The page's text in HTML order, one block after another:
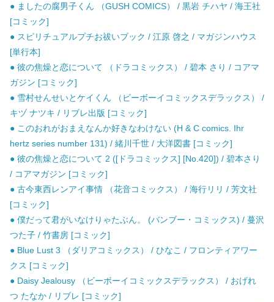
● ましたの腐男子くん （GUSH COMICS） / 黒岩 チハヤ / 海王社
[コミック]
● スピリチュアルプチお祓いブック / 江原 啓之 / マガジンハウス
[単行本]
● 彼の焦燥と恋について （ドラコミックス） / 碧本 さり / コアマ
ガジン [コミック]
● 雪村せんせいとケイくん （ビーボーイコミックスデラックス） /
キヅ ナツキ / リブレ出版 [コミック]
● このおれがおまえなんか好きなわけない (H & C comics. Ihr
hertz series number 131) / 緒川千世 / 大洋図書 [コミック]
● 彼の焦燥と恋について 2 ([ドラコミックス] [No.420]) / 碧本さり
/ コアマガジン [コミック]
● 古今東西レンアイ事情 （花音コミックス） / 海行リリ / 芳文社
[コミック]
● 僕だって君がいなけりゃたぶん。 (バンブー・コミックス) / 蔓沢
つた子 / 竹書房 [コミック]
● Blue Lust 3 （ダリアコミックス） / ひなこ / フロンティアワー
クス [コミック]
● Daisy Jealousy （ビーボーイコミックスデラックス） / おげれ
つ たなか / リブレ [コミック]